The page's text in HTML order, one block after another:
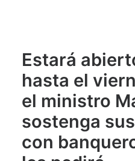
Estará
hasta el
el ministro
sostenga
con